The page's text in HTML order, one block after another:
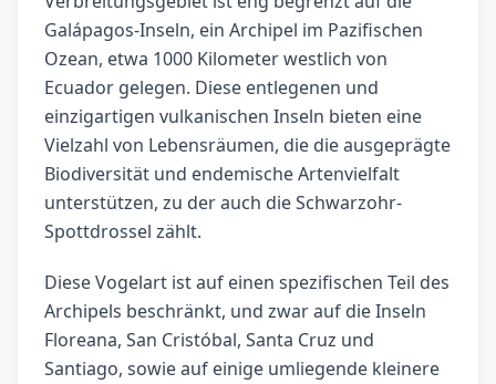
Galápagos-Inseln, ein Archipel im Pazifischen
Ozean, etwa 1000 Kilometer westlich von
Ecuador gelegen. Diese entlegenen und
einzigartigen vulkanischen Inseln bieten eine
Vielzahl von Lebensräumen, die die ausgeprägte
Biodiversität und endemische Artenvielfalt
unterstützen, zu der auch die Schwarzohr-
Spottdrossel zählt.
Diese Vogelart ist auf einen spezifischen Teil des
Archipels beschränkt, und zwar auf die Inseln
Floreana, San Cristóbal, Santa Cruz und
Santiago, sowie auf einige umliegende kleinere